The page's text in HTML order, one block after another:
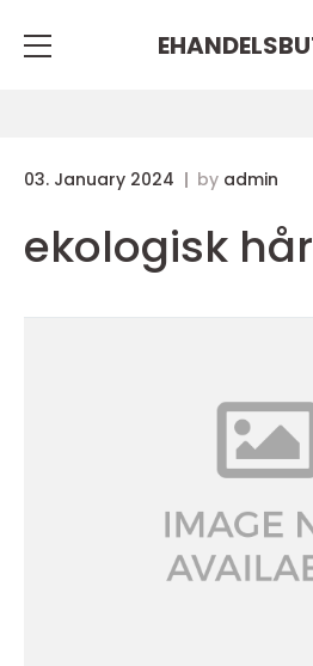
03. January 2024 by admin
ekologisk